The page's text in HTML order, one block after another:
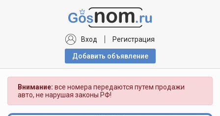
Вход Регистрация
Добавить объявлениe
Внимание: все номера передаются путем продажи
авто, не нарушая законы РФ!